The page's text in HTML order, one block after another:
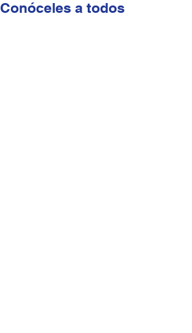
Conóceles a todos